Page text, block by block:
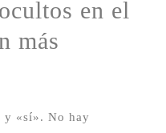
en el
más
y «sí». No hay